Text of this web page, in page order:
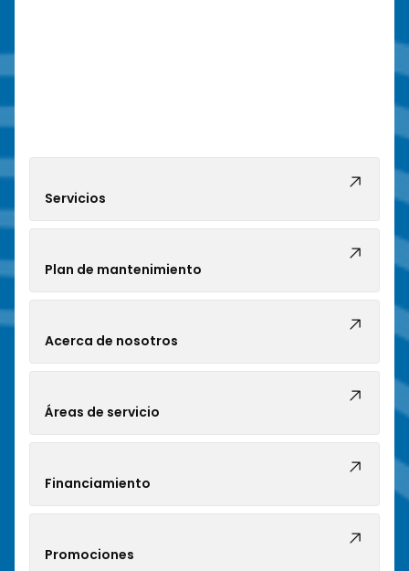
Servicios
Plan de mantenimiento
Acerca de nosotros
Áreas de servicio
Financiamiento
Promociones